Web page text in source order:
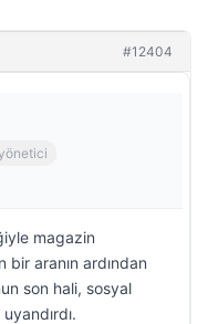
#12404
magazin
aranın ardından
son hali, sosyal